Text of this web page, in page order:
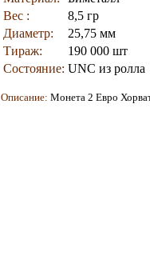
Вес :
8,5 гр
Диаметр:
25,75 мм
Тираж:
190 000 шт
Состояние: UNC из ролла
Описание: Монета 2 Евро